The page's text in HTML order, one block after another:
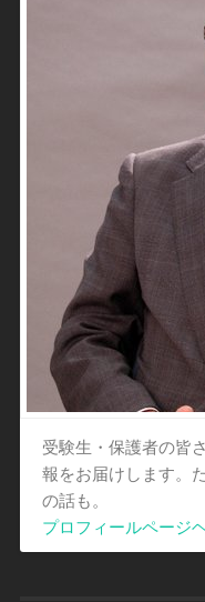
受験生・保護者の皆
報をお届けします。
の話も。
プロフィールページ